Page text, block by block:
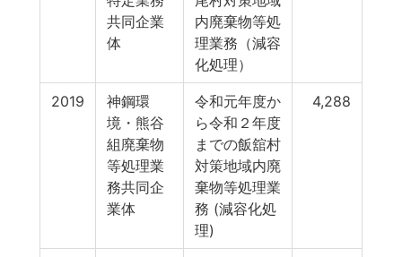
共同企業
体
内廃棄物等処
理業務（減容
化処理）
2019
神鋼環
境・熊谷
組廃棄物
等処理業
務共同企
業体
令和元年度か
ら令和２年度
までの飯舘村
対策地域内廃
棄物等処理業
務 (減容化処
理)
4,288